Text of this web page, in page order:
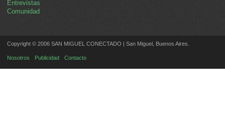
Entrevistas
Comunidad
Copyright © 2006 SAN MIGUEL CONECTADO | San Miguel, Buenos Aires.
Nosotros Publicidad Contacto